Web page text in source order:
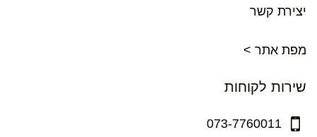
יצירת קשר
מפת אתר >
שירות לקוחות
073-7760011